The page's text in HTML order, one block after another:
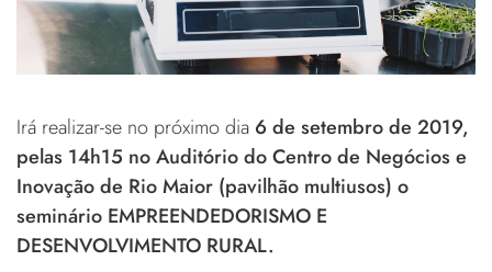
Irá realizar-se no próximo dia 6 de setembro de 2019,
pelas 14h15 no Auditório do Centro de Negócios e
Inovação de Rio Maior (pavilhão multiusos) o
seminário EMPREENDEDORISMO E
DESENVOLVIMENTO RURAL.